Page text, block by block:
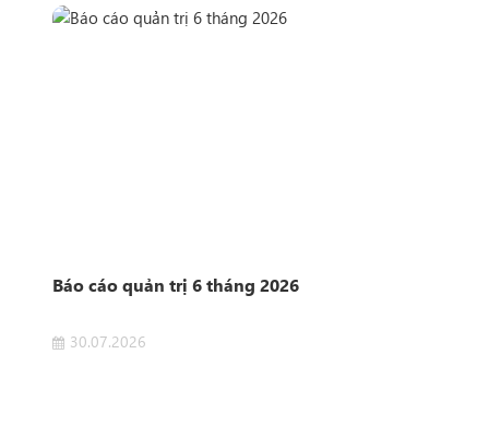
Báo cáo quản trị 6 tháng 2026
30.07.2026